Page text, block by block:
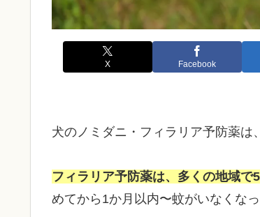
X Facebook
犬のノミダニ・フィラリア予防薬は
フィラリア予防薬は、多くの地域で
めてから1か月以内〜蚊がいなくな